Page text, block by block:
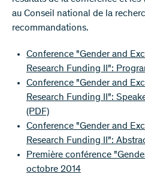
au Conseil national de la
recommandations.
Conference "Gender and
Research Funding II":
Conference "Gender and
Research Funding II":
(PDF)
Conference "Gender and
Research Funding II":
Première conférence
octobre 2014